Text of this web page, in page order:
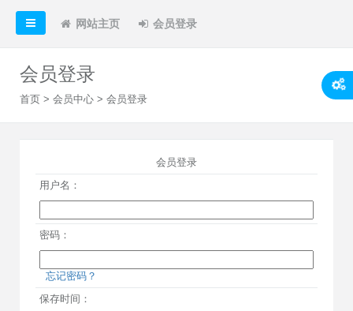
网站主页 会员登录
会员登录
首页 > 会员中心 > 会员登录
会员登录
用户名：
密码：
忘记密码？
保存时间：